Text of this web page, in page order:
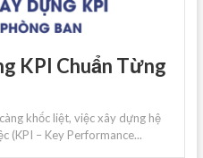
KPI Chuẩn Từng
khốc liệt, việc xây dựng hệ
(KPI – Key Performance...